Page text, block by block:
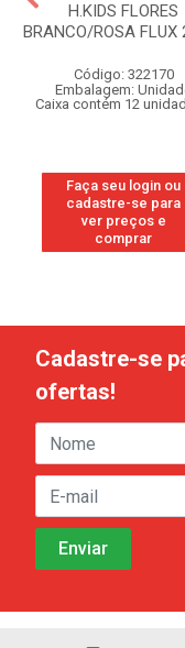
H.KIDS FLORES
BRANCO/ROSA FLUX
Código: 322170
Embalagem:
Caixa contém 12
Faça seu login ou
cadastre-se para
ver preços e
comprar
Cadastre-se
ofertas!